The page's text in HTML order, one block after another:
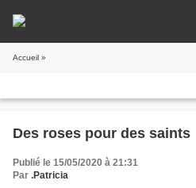
Accueil »
Des roses pour des saints
Publié le 15/05/2020 à 21:31
Par .Patricia